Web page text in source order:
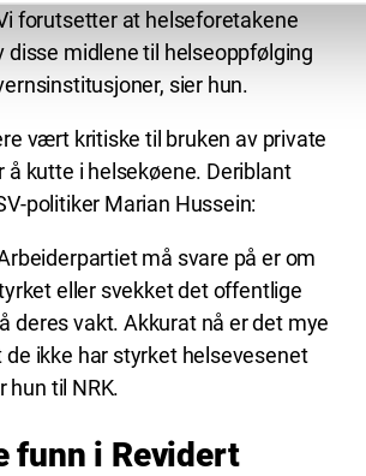
forutsetter at helseforetakene
disse midlene til helseoppfølging
sier hun.
vært kritiske til bruken av private
å kutte i helsekøene. Deriblant
politiker Marian Hussein:
må svare på er om
eller svekket det offentlige
deres vakt. Akkurat nå er det mye
de ikke har styrket helsevesenet
hun til NRK.
funn i Revidert